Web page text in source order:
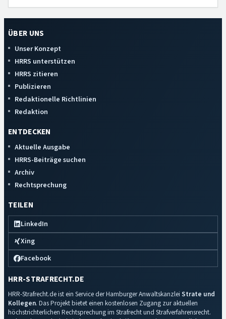
ÜBER UNS
Unser Konzept
HRRS unterstützen
HRRS zitieren
Publizieren
Redaktionelle Richtlinien
Redaktion
ENTDECKEN
Aktuelle Ausgabe
HRRS-Beiträge suchen
Archiv
Rechtsprechung
TEILEN
LinkedIn
Xing
Facebook
HRR-STRAFRECHT.DE
HRR-Strafrecht.de ist ein Service der Hamburger Anwaltskanzlei Strate und
Kollegen. Das Projekt bietet einen kostenlosen Zugang zur aktuellen
höchstrichterlichen Rechtsprechung im Strafrecht und Strafverfahrensrecht.